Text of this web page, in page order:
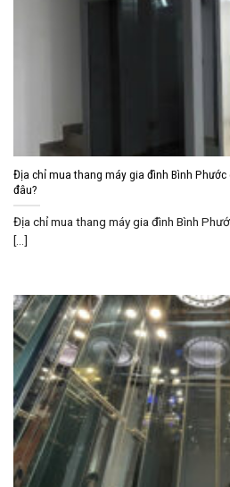
Địa chỉ mua thang máy gia đình Bình
đâu?
Địa chỉ mua thang máy gia đình Bình
[...]